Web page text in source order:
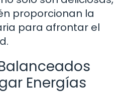
proporcionan la
para afrontar el
Energías